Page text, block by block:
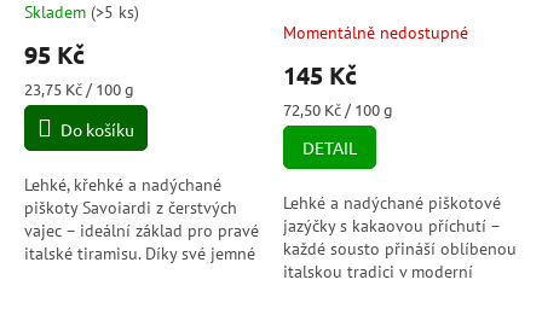
Průměrné
hodnocení
produktu
je
5,0
5
hvězdiček.
Skladem (>5 ks)
95 Kč
Měrná
cena:
23,75 Kč / 100 g
Do košíku
Lehké, křehké a nadýchané
piškoty Savoiardi z čerstvých
vajec – ideální základ pro pravé
italské tiramisu. Díky své jemné
Momentálně nedostupné
145 Kč
Měrná
cena:
72,50 Kč / 100 g
DETAIL
Lehké a nadýchané piškotové
jazýčky s kakaovou příchutí –
každé sousto přináší oblíbenou
italskou tradici v moderní